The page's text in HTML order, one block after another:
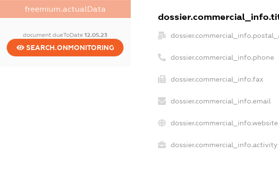
freemium.actualData
document.dueToDate12.05.23
SEARCH.ONMONITORING
dossier.commercial_info.phone
dossier.commercial_info.fax
dossier.commercial_info.email
dossier.commercial_info.website
dossier.commercial_info.activity